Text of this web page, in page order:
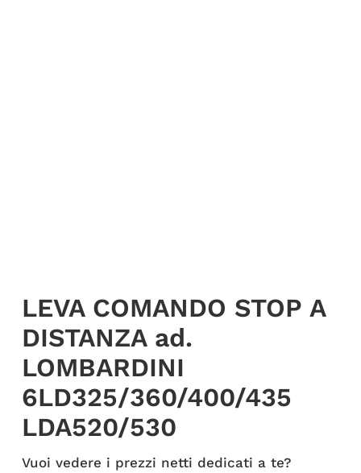
LEVA COMANDO STOP A
DISTANZA ad.
LOMBARDINI
6LD325/360/400/435
LDA520/530
Vuoi vedere i prezzi netti dedicati a te?